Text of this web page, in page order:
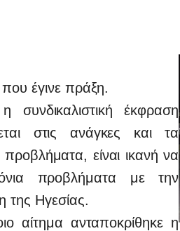
έγινε πράξη.
έκφραση
στις ανάγκες και τα
είναι ικανή να
προβλήματα με την
της Ηγεσίας.
αίτημα ανταποκρίθηκε η